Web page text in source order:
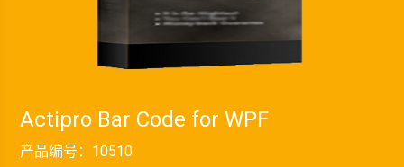
Actipro Bar Code for WPF
产品编号： 10510